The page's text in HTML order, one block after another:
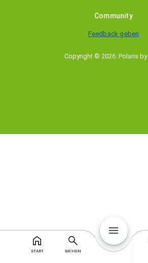
START SUCHEN
Community
Feedback geben
Copyright © 2026. Polaris by